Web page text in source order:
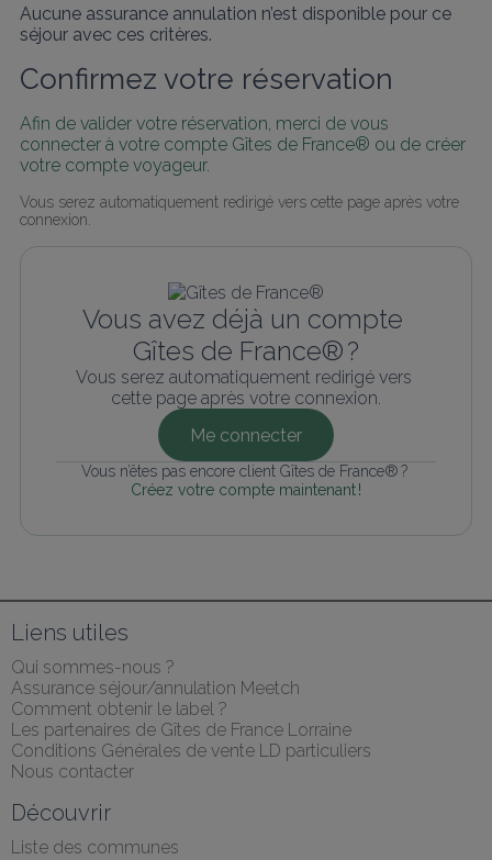
Aucune assurance annulation n’est disponible pour ce
séjour avec ces critères.
Confirmez votre réservation
Afin de valider votre réservation, merci de vous
connecter à votre compte Gîtes de France® ou de créer
votre compte voyageur.
Vous serez automatiquement redirigé vers cette page après votre
connexion.
Vous avez déjà un compte
Gîtes de France® ?
Vous serez automatiquement redirigé vers
cette page après votre connexion.
Me connecter
Vous n’êtes pas encore client Gîtes de France® ?
Créez votre compte maintenant !
Liens utiles
Qui sommes-nous ?
Assurance séjour/annulation Meetch
Comment obtenir le label ?
Les partenaires de Gîtes de France Lorraine
Conditions Générales de vente LD particuliers
Nous contacter
Découvrir
Liste des communes